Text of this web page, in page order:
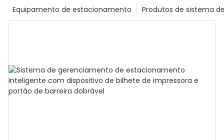
Produtos de sistema
Equipamento de estacionamento